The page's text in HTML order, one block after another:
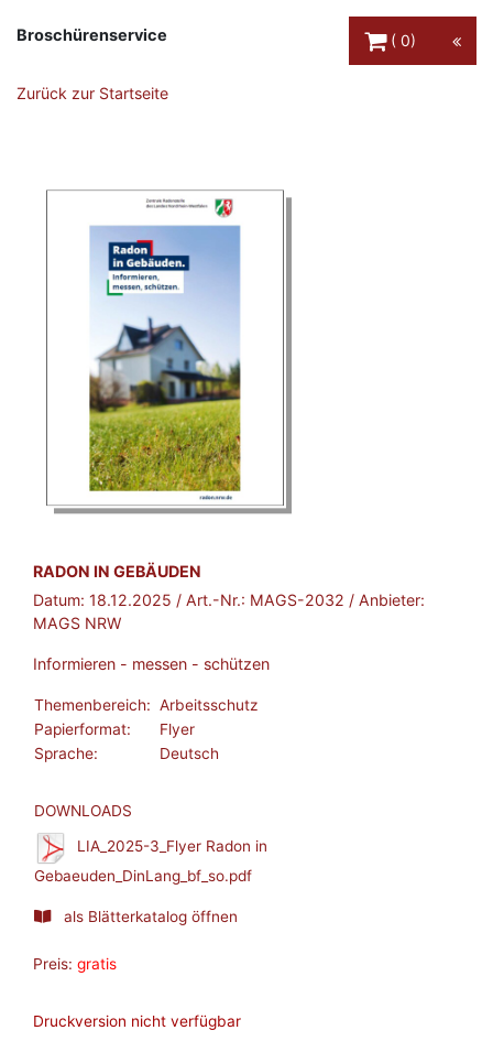
Broschürenservice
0
Zurück zur Startseite
BROSCHÜRE:
RADON IN GEBÄUDEN
Datum: 18.12.2025 / Art.-Nr.: MAGS-2032 / Anbieter:
MAGS NRW
Informieren - messen - schützen
Themenbereich: Arbeitsschutz
Papierformat:
Flyer
Sprache:
Deutsch
DOWNLOADS
LIA_2025-3_Flyer Radon in
Gebaeuden_DinLang_bf_so.pdf
als Blätterkatalog öffnen
Preis: gratis
Druckversion nicht verfügbar